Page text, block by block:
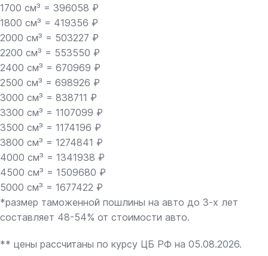
1700 см³ = 396058 ₽
1800 см³ = 419356 ₽
2000 см³ = 503227 ₽
2200 см³ = 553550 ₽
2400 см³ = 670969 ₽
2500 см³ = 698926 ₽
3000 см³ = 838711 ₽
3300 см³ = 1107099 ₽
3500 см³ = 1174196 ₽
3800 см³ = 1274841 ₽
4000 см³ = 1341938 ₽
4500 см³ = 1509680 ₽
5000 см³ = 1677422 ₽
*размер таможенной пошлины на авто до 3-х лет
составляет 48-54% от стоимости авто.
** цены рассчитаны по курсу ЦБ РФ на 05.08.2026.